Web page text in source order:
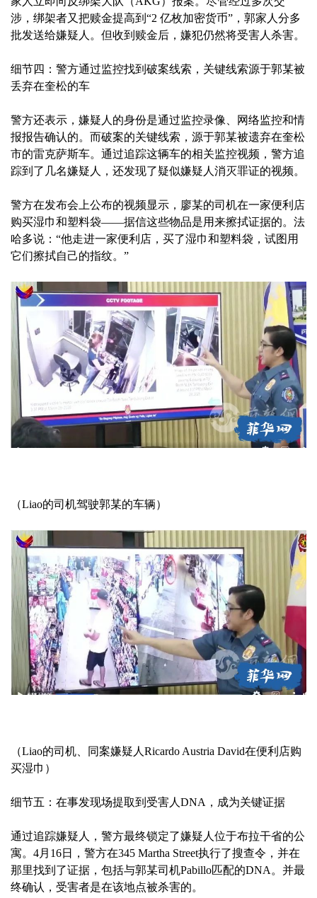
涉，绑架者又把赎金提高到“2 亿枚加密货币”，郭家人分多
批发送给嫌疑人。但收到赎金后，嫌犯仍然将受害人杀害。
细节四：警方通过监控找到破案线索，关键线索源于郭某被
丢弃在奎松的车
警方还表示，嫌疑人的身份是通过监控录像、网络监控和情
报报告确认的。而破案的关键线索，源于郭某被遗弃在奎松
市的雷克萨斯车。通过追踪这辆车的相关监控视频，警方追
踪到了几名嫌疑人，还发现了疑似嫌疑人消灭罪证的视频。
警方在发布会上公布的视频显示，廖某的司机在一家便利店
购买湿巾和塑料袋——据信这些物品是用来擦拭证据的。法
哈多说：“他走进一家便利店，买了湿巾和塑料袋，试图用
它们擦拭自己的指纹。”
（Liao的司机驾驶郭某的车辆）
（Liao的司机、同案嫌疑人Ricardo Austria David在便利店购
买湿巾）
细节五：在事发现场提取到受害人DNA，成为关键证据
通过追踪嫌疑人，警方最终锁定了嫌疑人位于布拉干省的公
寓。4月16日，警方在345 Martha Street执行了搜查令，并在
那里找到了证据，包括与郭某司机Pabillo匹配的DNA。并最
终确认，受害者是在该地点被杀害的。